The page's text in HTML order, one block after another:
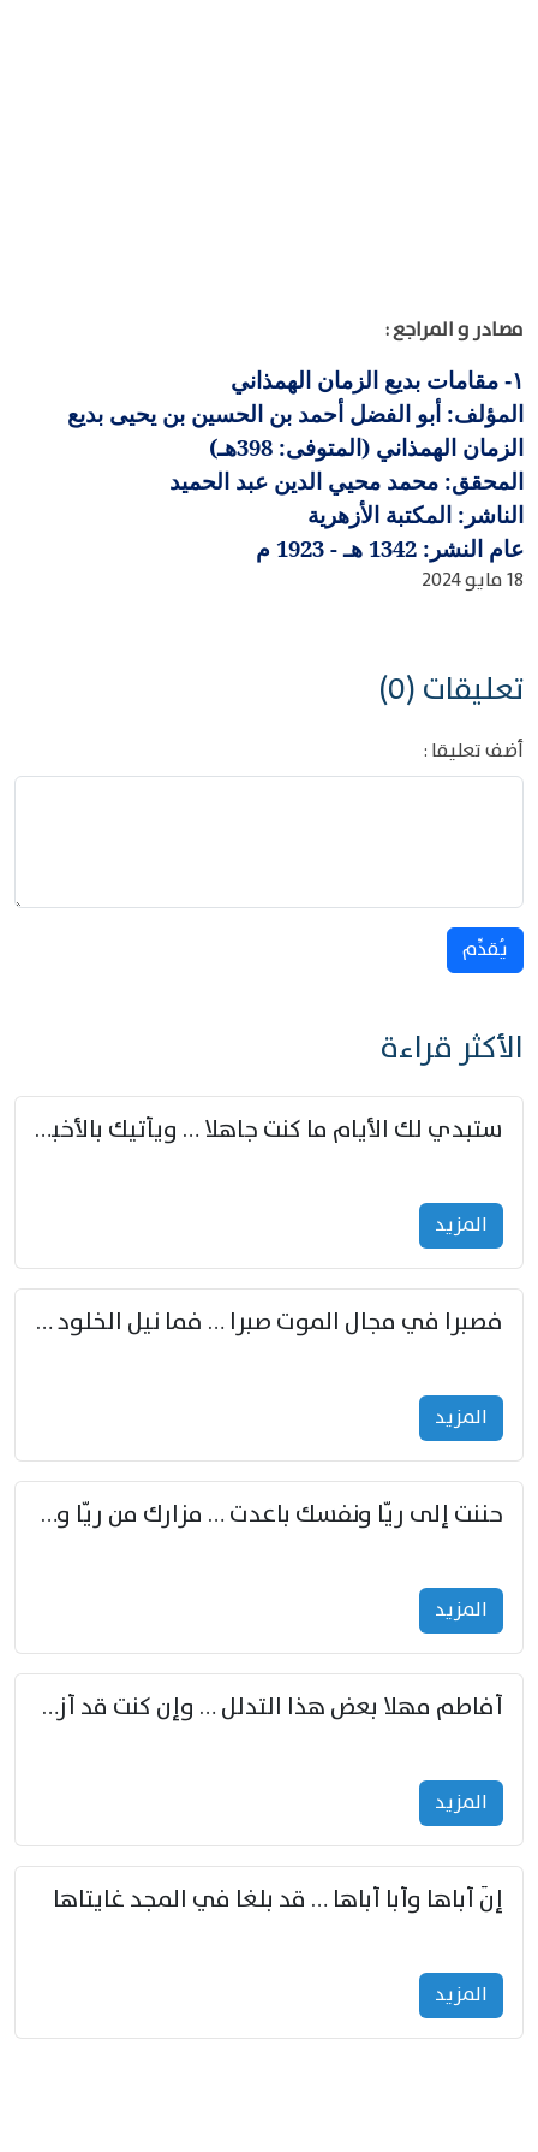
مصادر و المراجع :
١-
مقامات بديع الزمان الهمذاني
المؤلف: أبو الفضل أحمد بن الحسين بن يحيى بديع
الزمان الهمذاني (المتوفى: 398هـ)
المحقق: محمد محيي الدين عبد الحميد
الناشر: المكتبة الأزهرية
عام النشر: 1342 هـ - 1923 م
18 مايو 2024
تعليقات (0)
أضف تعليقا :
يُقدِّم
الأكثر قراءة
ستبدي لك الأيام ما كنت جاهلا … ويأتيك بالأخبار من لم تزوّد
المزید
فصبرا في مجال الموت صبرا … فما نيل الخلود بمستطاع
المزید
حننت إلى ريّا ونفسك باعدت … مزارك من ريّا وشعباكما معا
المزید
أفاطم مهلا بعض هذا التدلل … وإن كنت قد أزمعت صرمي فأجملي
المزید
إنّ أباها وأبا أباها … قد بلغا في المجد غايتاها
المزید